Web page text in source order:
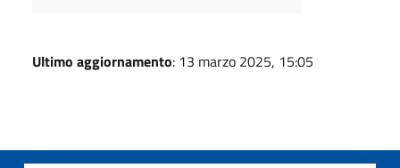
Ultimo aggiornamento: 13 marzo 2025, 15:05